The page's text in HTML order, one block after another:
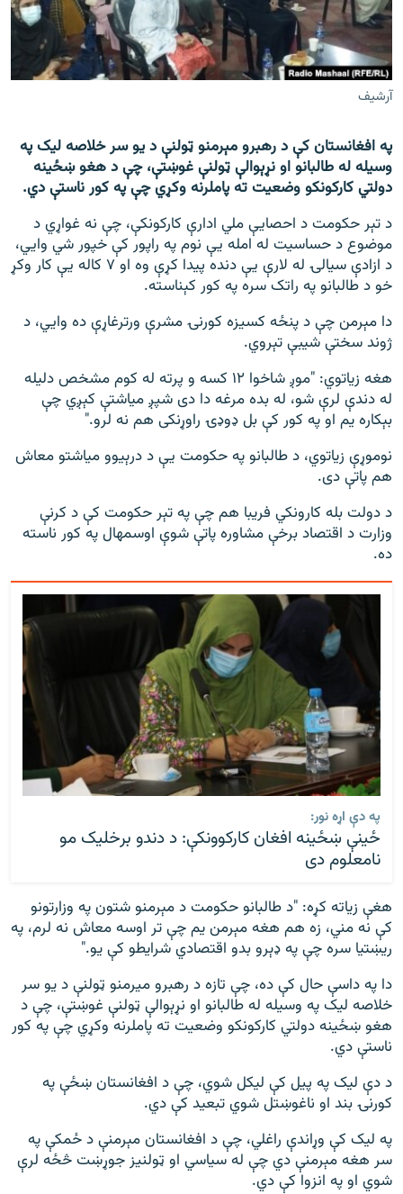
اړیکه
دري پاڼه
Azadi English
راسره ملګري شئ
د ازادې اروپا/ ازادي راډيو ټولې پاڼې
آرشیف
په افغانستان کې د رهبرو مېرمنو ټولنې د یو سر خلاصه لیک په
وسیله له طالبانو او نړېوالې ټولنې غوښتې، چې د هغو ښځینه
دولتي کارکونکو وضعیت ته پاملرنه وکړي چې په کور ناستې دي.
د تېر حکومت د احصایې ملي ادارې کارکونکې، چې نه غواړي د
موضوع د حساسیت له امله یې نوم په راپور کې خپور شي وايي،
د ازادې سیالۍ له لارې یې دنده پیدا کړې وه او ۷ کاله یې کار وکړ
خو د طالبانو په راتک سره په کور کېناسته.
دا مېرمن چې د پنځه کسیزه کورنۍ مشرې ورترغاړې ده وايي، د
ژوند سختې شیبې تېروي.
هغه زياتوي: "موږ شاخوا ۱۲ کسه و پرته له کوم مشخص دلیله
له دندې لرې شو، له بده مرغه دا دی شپږ میاشتې کېږي چې
بېکاره یم او په کور کې بل ډوډۍ راوړنکی هم نه لرو."
نوموړې زیاتوي، د طالبانو په حکومت یې د درېیوو میاشتو معاش
هم پاتې دی.
د دولت بله کارونکي فریبا هم چې په تېر حکومت کې د کرنې
وزارت د اقتصاد برخې مشاوره پاتې شوې اوسمهال په کور ناسته
ده.
په دې اړه نور:
ځينې ښځينه افغان کارکوونکې: د دندو برخلیک مو
نامعلوم دى
هغې زياته کړه: "د طالبانو حکومت د مېرمنو شتون په وزارتونو
کې نه مني، زه هم هغه مېرمن یم چې تر اوسه معاش نه لرم، په
ریښتیا سره چې په ډېرو بدو اقتصادي شرایطو کې یو."
دا په داسې حال کې ده، چې تازه د رهبرو میرمنو ټولنې د یو سر
خلاصه لیک په وسیله له طالبانو او نړېوالې ټولنې غوښتې، چې د
هغو ښځینه دولتي کارکونکو وضعیت ته پاملرنه وکړي چې په کور
ناستې دي.
د دې لیک په پیل کې لیکل شوي، چې د افغانستان ښځې په
کورنۍ بند او ناغوښتل شوي تبعید کې دي.
په لیک کې وړاندې راغلي، چې د افغانستان مېرمنې د ځمکې په
سر هغه مېرمنې دي چې له سیاسي او ټولنیز جوړښت څځه لرې
شوي او په انزوا کې دي.